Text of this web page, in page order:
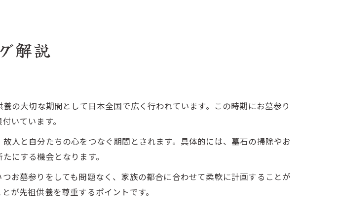
解説
の大切な期間として日本全国で広く行われています。この時期にお墓参り
いています。
人と自分たちの心をつなぐ期間とされます。具体的には、墓石の掃除やお
にする機会となります。
お墓参りをしても問題なく、家族の都合に合わせて柔軟に計画することが
が先祖供養を尊重するポイントです。